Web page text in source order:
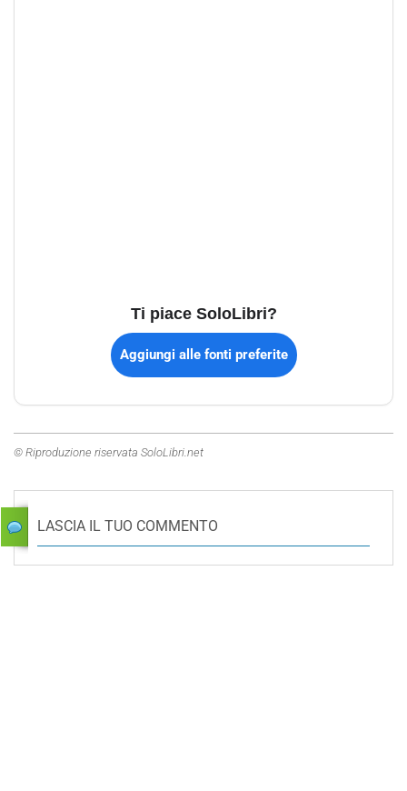
Ti piace SoloLibri?
Aggiungi alle fonti preferite
© Riproduzione riservata SoloLibri.net
LASCIA IL TUO COMMENTO